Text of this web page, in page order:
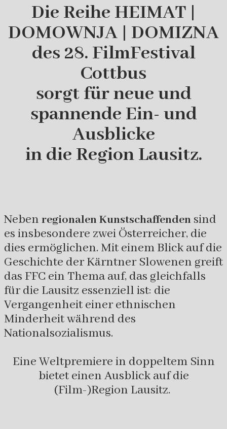
Die Reihe HEIMAT |
DOMOWNJA | DOMIZNA
des 28. FilmFestival
Cottbus
sorgt für neue und
spannende Ein- und
Ausblicke
in die Region Lausitz.
Neben regionalen Kunstschaffenden sind
es insbesondere zwei Österreicher, die
dies ermöglichen. Mit einem Blick auf die
Geschichte der Kärntner Slowenen greift
das FFC ein Thema auf, das gleichfalls
für die Lausitz essenziell ist: die
Vergangenheit einer ethnischen
Minderheit während des
Nationalsozialismus.
Eine Weltpremiere in doppeltem Sinn
bietet einen Ausblick auf die
(Film-)Region Lausitz.